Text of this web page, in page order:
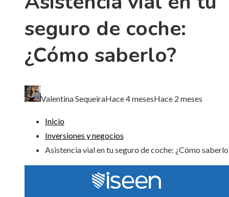
seguro de coche:
¿Cómo saberlo?
Valentina SequeiraHace 4 mesesHace 2 meses
Inicio
Inversiones y negocios
Asistencia vial en tu seguro de coche: ¿Cómo